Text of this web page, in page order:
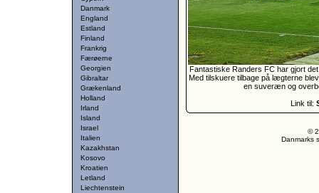
Danmark
England
Estland
Finland
Frankrig
Færøerne
Georgien
Gibraltar
Grækenland
Holland
Irland
Island
Israel
Italien
Kazakhstan
Kosovo
Kroatien
Letland
Liechtenstein
Fantastiske Randers FC har gjort
Med tilskuere tilbage på lægterne
en suveræn og
Link til:
©
Danmarks